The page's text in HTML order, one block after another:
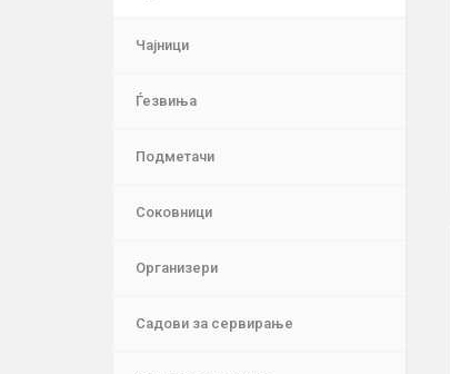
Чајници
Ѓезвиња
Подметачи
Соковници
Организери
Садови за сервирање